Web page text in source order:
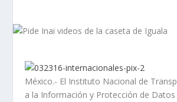
México.- El Instituto Nacional de
a la Información y Protección de Datos